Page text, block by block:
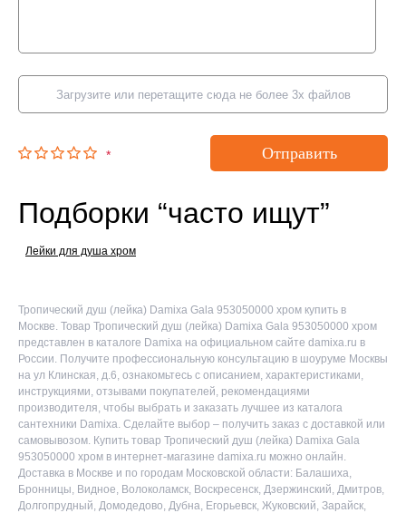
Загрузите или перетащите сюда не более 3х файлов
* Отправить
Подборки “часто ищут”
Лейки для душа хром
Тропический душ (лейка) Damixa Gala 953050000 хром купить в
Москве. Товар Тропический душ (лейка) Damixa Gala 953050000 хром
представлен в каталоге Damixa на официальном сайте damixa.ru в
России. Получите профессиональную консультацию в шоуруме Москвы
на ул Клинская, д.6, ознакомьтесь с описанием, характеристиками,
инструкциями, отзывами покупателей, рекомендациями
производителя, чтобы выбрать и заказать лучшее из каталога
сантехники Damixa. Сделайте выбор – получить заказ с доставкой или
самовывозом. Купить товар Тропический душ (лейка) Damixa Gala
953050000 хром в интернет-магазине damixa.ru можно онлайн.
Доставка в Москве и по городам Московской области: Балашиха,
Бронницы, Видное, Волоколамск, Воскресенск, Дзержинский, Дмитров,
Долгопрудный, Домодедово, Дубна, Егорьевск, Жуковский, Зарайск,